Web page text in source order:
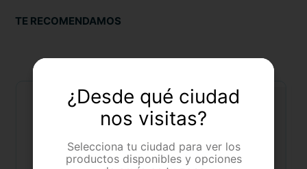
TE RECOMENDAMOS
¿Desde qué ciudad
nos visitas?
Selecciona tu ciudad para ver los
productos disponibles y opciones